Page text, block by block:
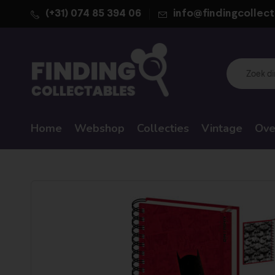
(+31) 074 85 394 06
Home Webshop Collecties Vintage